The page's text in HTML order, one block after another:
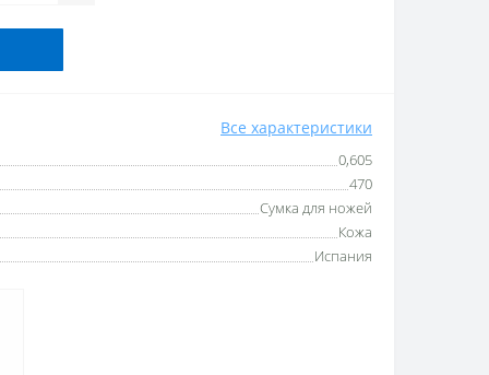
Все характеристики
0,605
470
Сумка для ножей
Кожа
Испания